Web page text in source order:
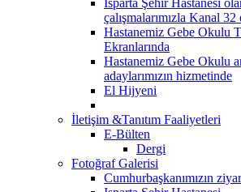
çalışmalarımızla Kanal 32
Hastanemiz Gebe Okulu
Ekranlarında
Hastanemiz Gebe Okulu
adaylarımızın hizmetinde
El Hijyeni
İletişim &Tanıtım Faaliyetleri
E-Bülten
Dergi
Fotoğraf Galerisi
Cumhurbaşkanımızın